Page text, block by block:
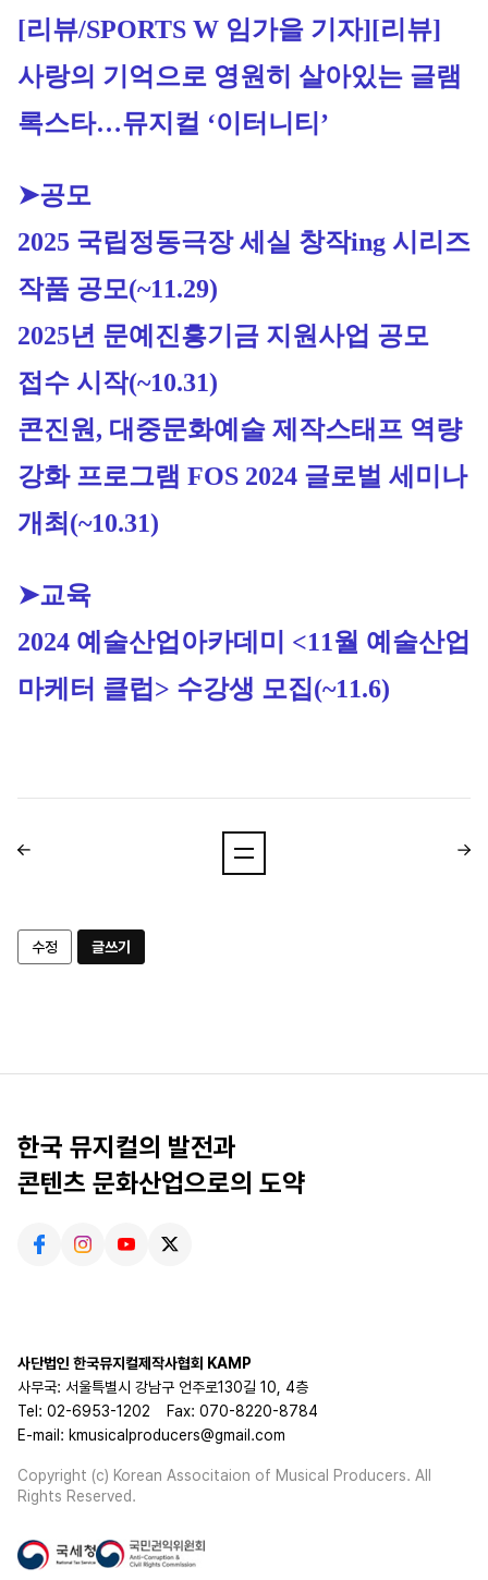
[리뷰/SPORTS W 임가을 기자][리뷰]
사랑의 기억으로 영원히 살아있는 글램
록스타…뮤지컬 ‘이터니티’
➤공모
2025 국립정동극장 세실 창작ing 시리즈
작품 공모(~11.29)
2025년 문예진흥기금 지원사업 공모
접수 시작(~10.31)
콘진원, 대중문화예술 제작스태프 역량
강화 프로그램 FOS 2024 글로벌 세미나
개최(~10.31)
➤교육
2024 예술산업아카데미 <11월 예술산업
마케터 클럽> 수강생 모집(~11.6)
수정 글쓰기
한국 뮤지컬의 발전과
콘텐츠 문화산업으로의 도약
사단법인 한국뮤지컬제작사협회 KAMP
사무국: 서울특별시 강남구 언주로130길 10, 4층
Tel: 02-6953-1202
Fax: 070-8220-8784
E-mail: kmusicalproducers@gmail.com
Copyright (c) Korean Associtaion of Musical Producers. All
Rights Reserved.